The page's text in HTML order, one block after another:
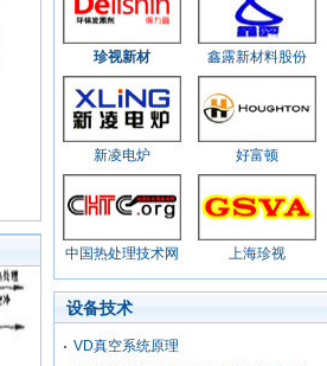
珍视新材 鑫露新材料股份
新凌电炉 好富顿
中国热处理技术网 上海珍视
设备技术
VD真空系统原理